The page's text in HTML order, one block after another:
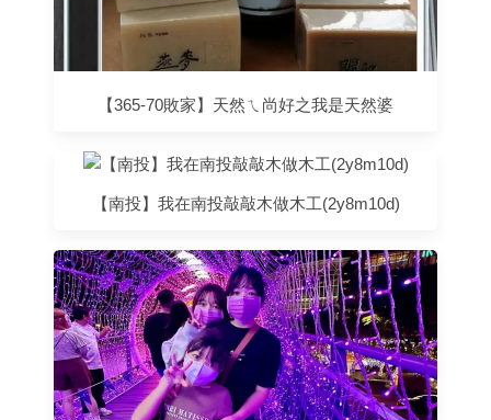
【365-70敗家】天然ㄟ尚好之我是天然婆
【南投】我在南投敲敲木做木工(2y8m10d)